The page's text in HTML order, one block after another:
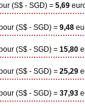
(S$ - SGD) = 5,69
(S$ - SGD) = 9,48
(S$ - SGD) = 15,80
(S$ - SGD) = 25,29
(S$ - SGD) = 37,93